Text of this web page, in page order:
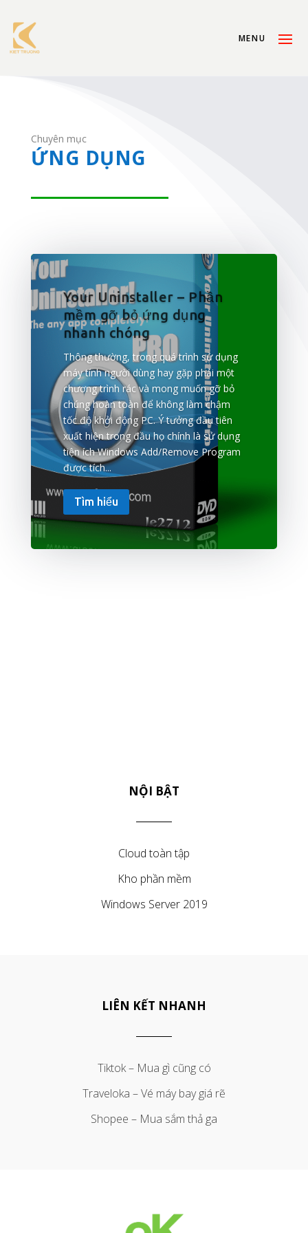
Chuyên mục
ỨNG DỤNG
Your Uninstaller – Phần
mềm gỡ bỏ ứng dụng
nhanh chóng
Thông thường, trong quá trình sử dụng
máy tính người dùng hay gặp phải một
chương trình rác và mong muốn gỡ bỏ
chúng hoàn toàn để không làm chậm
tốc độ khởi động PC. Ý tưởng đầu tiên
xuất hiện trong đầu họ chính là sử dụng
tiện ích Windows Add/Remove Program
được tích...
Tìm hiểu
NỘI BẬT
Cloud toàn tập
Kho phần mềm
Windows Server 2019
LIÊN KẾT NHANH
Tiktok – Mua gì cũng có
Traveloka – Vé máy bay giá rẽ
Shopee – Mua sắm thả ga